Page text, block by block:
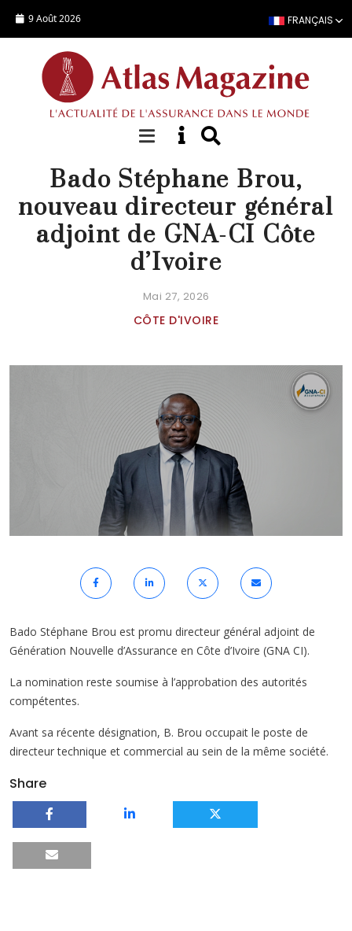
9 Août 2026 FRANÇAIS
ACTUALITÉ
Bado Stéphane Brou,
nouveau directeur général
adjoint de GNA-CI Côte
d’Ivoire
Mai 27, 2026
CÔTE D'IVOIRE
Bado Stéphane Brou est promu directeur général adjoint de
Génération Nouvelle d’Assurance en Côte d’Ivoire (GNA CI).
La nomination reste soumise à l’approbation des autorités
compétentes.
Avant sa récente désignation, B. Brou occupait le poste de
directeur technique et commercial au sein de la même société.
Share